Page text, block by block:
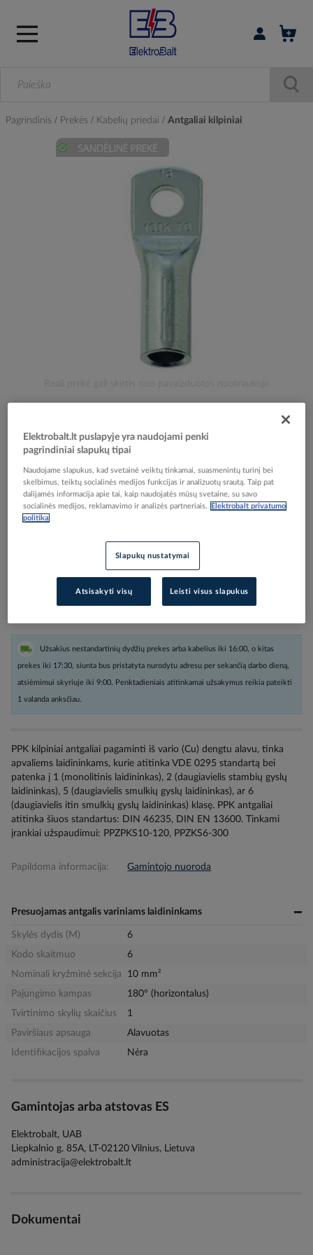
Prisijungti /
Pagrindinis Prekės Kabelių priedai Antgaliai kilpiniai
the
images
gallery
Elektrobalt prekės kodas
090465
EAN kodas
4016705138357
Gamintojo prekės kodas
05103835
Įtraukti į palyginimą
Užsakius nestandartinių dydžių prekes arba kabelius iki 16:00, o kitas
prekes iki 17:30, siunta bus pristatyta nurodytu adresu per sekančią darbo dieną,
atsiėmimui skyriuje iki 9:00. Penktadieniais atitinkamai užsakymus reikia pateikti
1 valanda anksčiau.
PPK kilpiniai antgaliai pagaminti iš vario (Cu) dengtu alavu, tinka
apvaliems laidininkams, kurie atitinka VDE 0295 standartą bei
patenka į 1 (monolitinis laidininkas), 2 (daugiavielis stambių gyslų
laidininkas), 5 (daugiavielis smulkių gyslų laidininkas), ar 6
(daugiavielis itin smulkių gyslų laidininkas) klasę. PPK antgaliai
atitinka šiuos standartus: DIN 46235, DIN EN 13600. Tinkami
įrankiai užspaudimui: PPZPKS10-120, PPZKS6-300
Papildoma informacija: Gamintojo nuoroda
Presuojamas antgalis variniams laidininkams
Skylės dydis (M)
6
Kodo skaitmuo
6
Nominali kryžminė sekcija
10 mm²
Pajungimo kampas
180° (horizontalus)
Tvirtinimo skylių skaičius
1
Paviršiaus apsauga
Alavuotas
Identifikacijos spalva
Nėra
Gamintojas arba atstovas ES
Elektrobalt, UAB
Liepkalnio g. 85A, LT-02120 Vilnius, Lietuva
administracija@elektrobalt.lt
Dokumentai
Elektrobalt.lt puslapyje yra naudojami penki
pagrindiniai slapukų tipai
Naudojame slapukus, kad svetainė veiktų tinkamai, suasmenintų turinį bei
skelbimus, teiktų socialinės medijos funkcijas ir analizuotų srautą. Taip pat
dalijamės informacija apie tai, kaip naudojatės mūsų svetaine, su savo
socialinės medijos, reklamavimo ir analizės partneriais.
Elektrobalt privatumo
politika
Slapukų nustatymai
Atsisakyti visų Leisti visus slapukus